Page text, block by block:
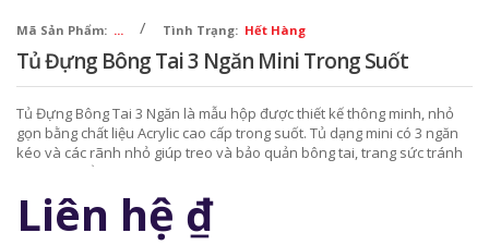
Mã Sản Phẩm: ... / Tình Trạng: Hết Hàng
Tủ Đựng Bông Tai 3 Ngăn Mini Trong Suốt
Tủ Đựng Bông Tai 3 Ngăn là mẫu hộp được thiết kế thông minh, nhỏ
gọn bằng chất liệu Acrylic cao cấp trong suốt. Tủ dạng mini có 3 ngăn
kéo và các rãnh nhỏ giúp treo và bảo quản bông tai, trang sức tránh
được bụi bẩn.
Liên hệ ₫